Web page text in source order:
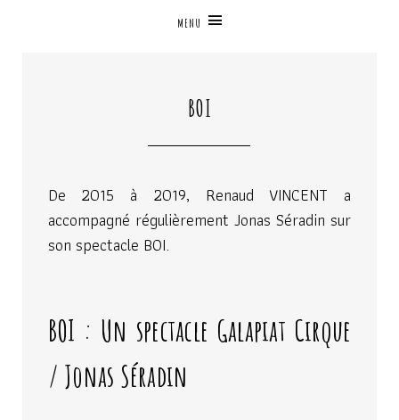
MENU
BOI
De 2015 à 2019, Renaud VINCENT a
accompagné régulièrement Jonas Séradin sur
son spectacle BOI.
BOI : Un spectacle Galapiat Cirque
/ Jonas Séradin